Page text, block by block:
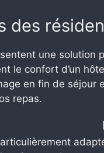
des
une solution
le confort d’un
en fin de séjour
repas.